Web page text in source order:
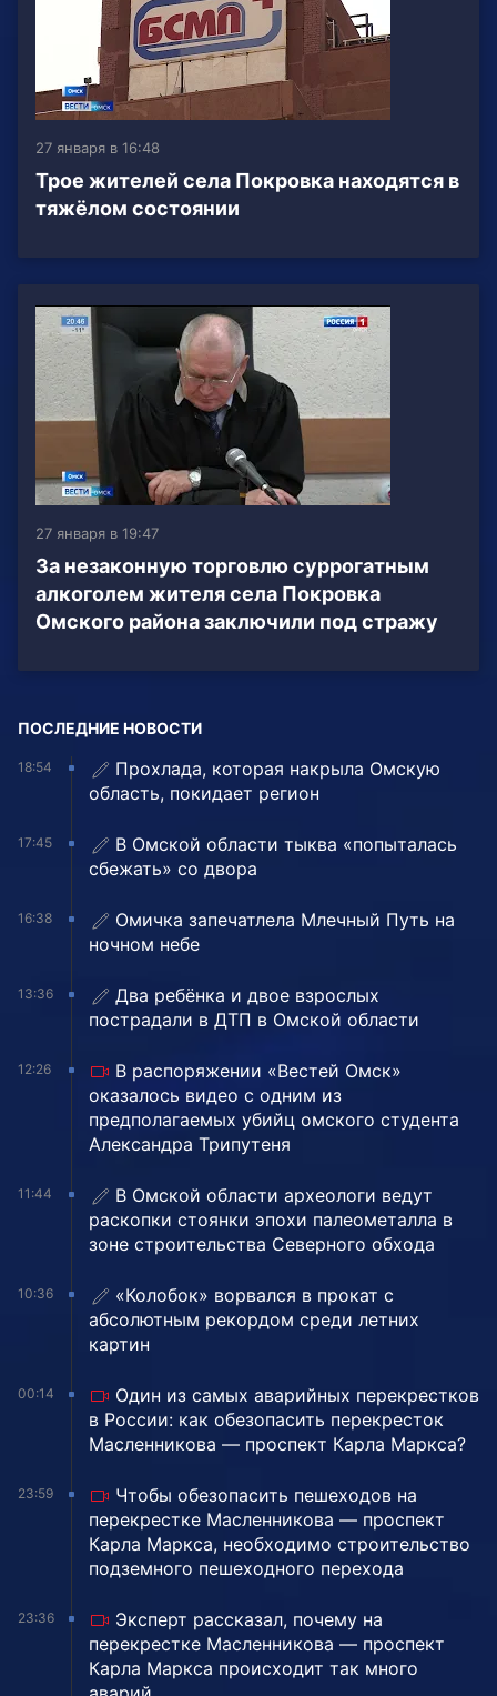
27 января в 16:48
Трое жителей села Покровка находятся в
тяжёлом состоянии
27 января в 19:47
За незаконную торговлю суррогатным
алкоголем жителя села Покровка
Омского района заключили под стражу
ПОСЛЕДНИЕ НОВОСТИ
18:54
Прохлада, которая накрыла Омскую
область, покидает регион
17:45
В Омской области тыква «попыталась
сбежать» со двора
16:38
Омичка запечатлела Млечный Путь на
ночном небе
13:36
Два ребёнка и двое взрослых
пострадали в ДТП в Омской области
12:26
В распоряжении «Вестей Омск»
оказалось видео с одним из
предполагаемых убийц омского студента
Александра Трипутеня
11:44
В Омской области археологи ведут
раскопки стоянки эпохи палеометалла в
зоне строительства Северного обхода
10:36
«Колобок» ворвался в прокат с
абсолютным рекордом среди летних
картин
00:14
Один из самых аварийных перекрестков
в России: как обезопасить перекресток
Масленникова — проспект Карла Маркса?
23:59
Чтобы обезопасить пешеходов на
перекрестке Масленникова — проспект
Карла Маркса, необходимо строительство
подземного пешеходного перехода
23:36
Эксперт рассказал, почему на
перекрестке Масленникова — проспект
Карла Маркса происходит так много